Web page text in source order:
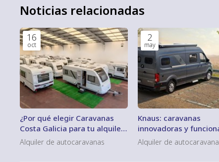
Noticias relacionadas
16
oct
¿Por qué elegir Caravanas
Costa Galicia para tu alquiler
de caravana?
Alquiler de autocaravanas
2
may
Knaus: caravanas
innovadoras y
para sus aventuras
Alquiler de